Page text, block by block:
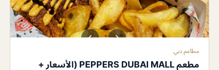
مطاعم دبي
مطعم PEPPERS DUBAI MALL (الأسعار +